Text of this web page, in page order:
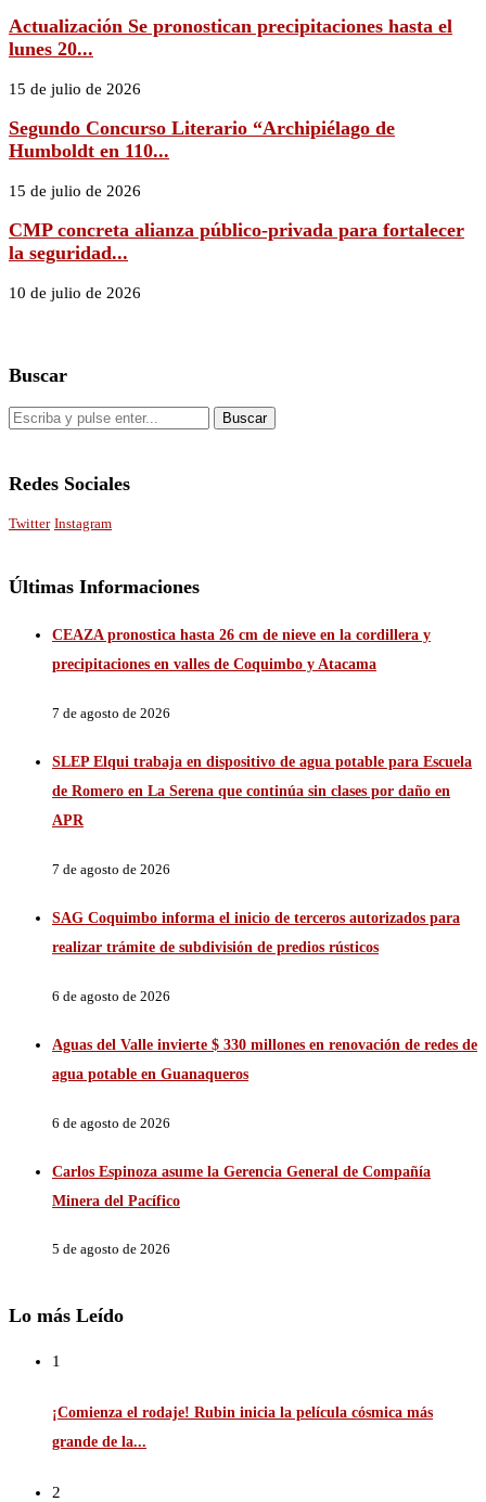
Actualización Se pronostican precipitaciones hasta el
lunes 20...
15 de julio de 2026
Segundo Concurso Literario “Archipiélago de
Humboldt en 110...
15 de julio de 2026
CMP concreta alianza público-privada para fortalecer
la seguridad...
10 de julio de 2026
Buscar
Redes Sociales
Twitter Instagram
Últimas Informaciones
CEAZA pronostica hasta 26 cm de nieve en la cordillera y
precipitaciones en valles de Coquimbo y Atacama
7 de agosto de 2026
SLEP Elqui trabaja en dispositivo de agua potable para Escuela
de Romero en La Serena que continúa sin clases por daño en
APR
7 de agosto de 2026
SAG Coquimbo informa el inicio de terceros autorizados para
realizar trámite de subdivisión de predios rústicos
6 de agosto de 2026
Aguas del Valle invierte $ 330 millones en renovación de redes de
agua potable en Guanaqueros
6 de agosto de 2026
Carlos Espinoza asume la Gerencia General de Compañía
Minera del Pacífico
5 de agosto de 2026
Lo más Leído
1
¡Comienza el rodaje! Rubin inicia la película cósmica más
grande de la...
2